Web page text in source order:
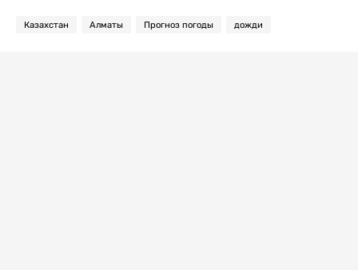
Казахстан Алматы Прогноз погоды дожди